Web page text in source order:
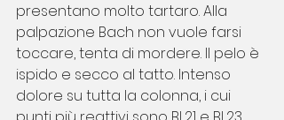
presentano molto tartaro. Alla
palpazione Bach non vuole farsi
toccare, tenta di mordere. Il pelo è
ispido e secco al tatto. Intenso
dolore su tutta la colonna, i cui